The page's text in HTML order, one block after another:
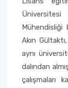
Mühendisliği
Akın
aynı
dalından
çalışmaları